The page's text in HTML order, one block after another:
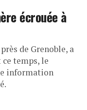
écrouée à
de Grenoble, a
temps, le
information